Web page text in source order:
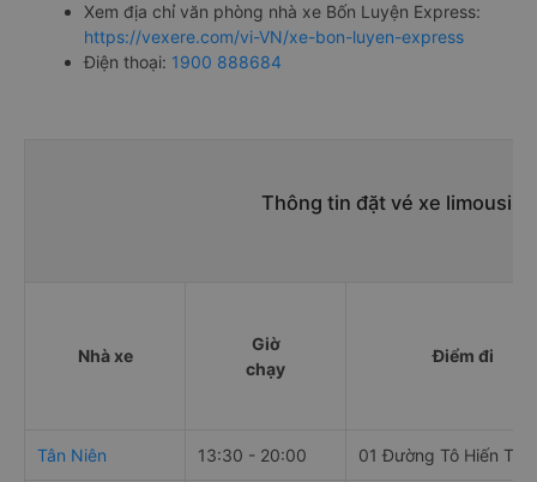
Xem địa chỉ văn phòng nhà xe Bốn Luyện Express:
https://vexere.com/vi-VN/xe-bon-luyen-express
Điện thoại: 1900 888684
Thông tin đặt vé xe
Nhà xe
Giờ
chạy
Điểm đi
Tân Niên 13:30 - 20:00 01 Đường Tô Hiến